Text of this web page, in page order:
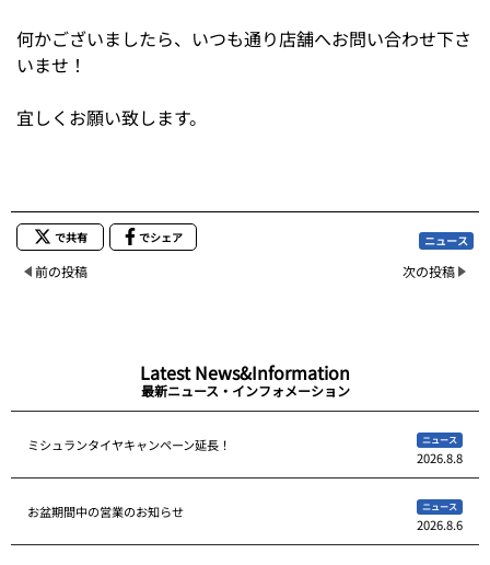
何かございましたら、いつも通り店舗へお問い合わせ下さ
いませ！
宜しくお願い致します。
で共有 でシェア ニュース
前の投稿 次の投稿
Latest News&Information
最新ニュース・インフォメーション
ミシュランタイヤキャンペーン延長！ ニュース
2026.8.8
お盆期間中の営業のお知らせ ニュース
2026.8.6